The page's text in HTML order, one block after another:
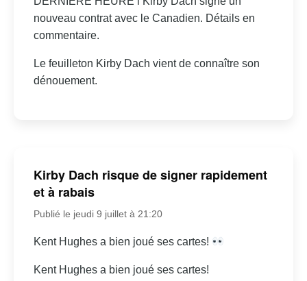
nouveau contrat avec le Canadien. Détails en
commentaire.
Le feuilleton Kirby Dach vient de connaître son
dénouement.
Kirby Dach risque de signer rapidement
et à rabais
Publié le jeudi 9 juillet à 21:20
Kent Hughes a bien joué ses cartes!
Kent Hughes a bien joué ses cartes!